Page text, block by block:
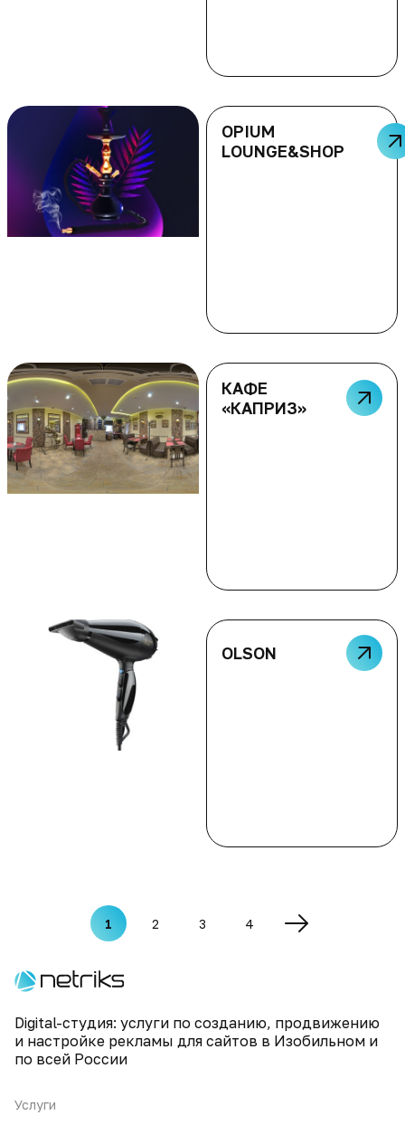
OPIUM
LOUNGE&SHOP
КАФЕ
«КАПРИЗ»
OLSON
1 2 3 4
Digital-студия: услуги по созданию, продвижению
и настройке рекламы для сайтов в Изобильном и
по всей России
Услуги